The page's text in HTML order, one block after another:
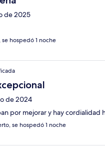
de 2025
se hospedó 1 noche
de 2024
por mejorar y hay cordialidad
se hospedó 1 noche